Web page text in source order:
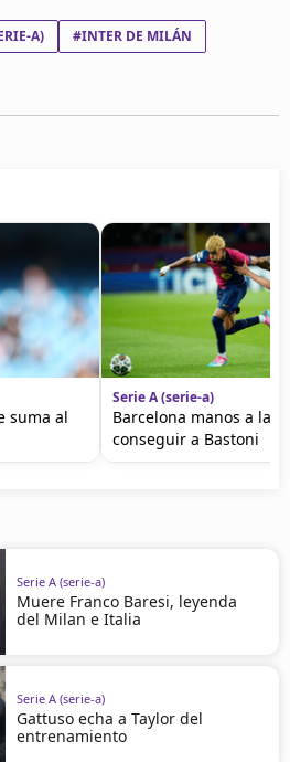
A) #INTER DE MILÁN
suma al
Serie A (serie-a)
Barcelona manos a la
conseguir a Bastoni
Serie A (serie-a)
Muere Franco Baresi, leyenda
del Milan e Italia
Serie A (serie-a)
Gattuso echa a Taylor del
entrenamiento